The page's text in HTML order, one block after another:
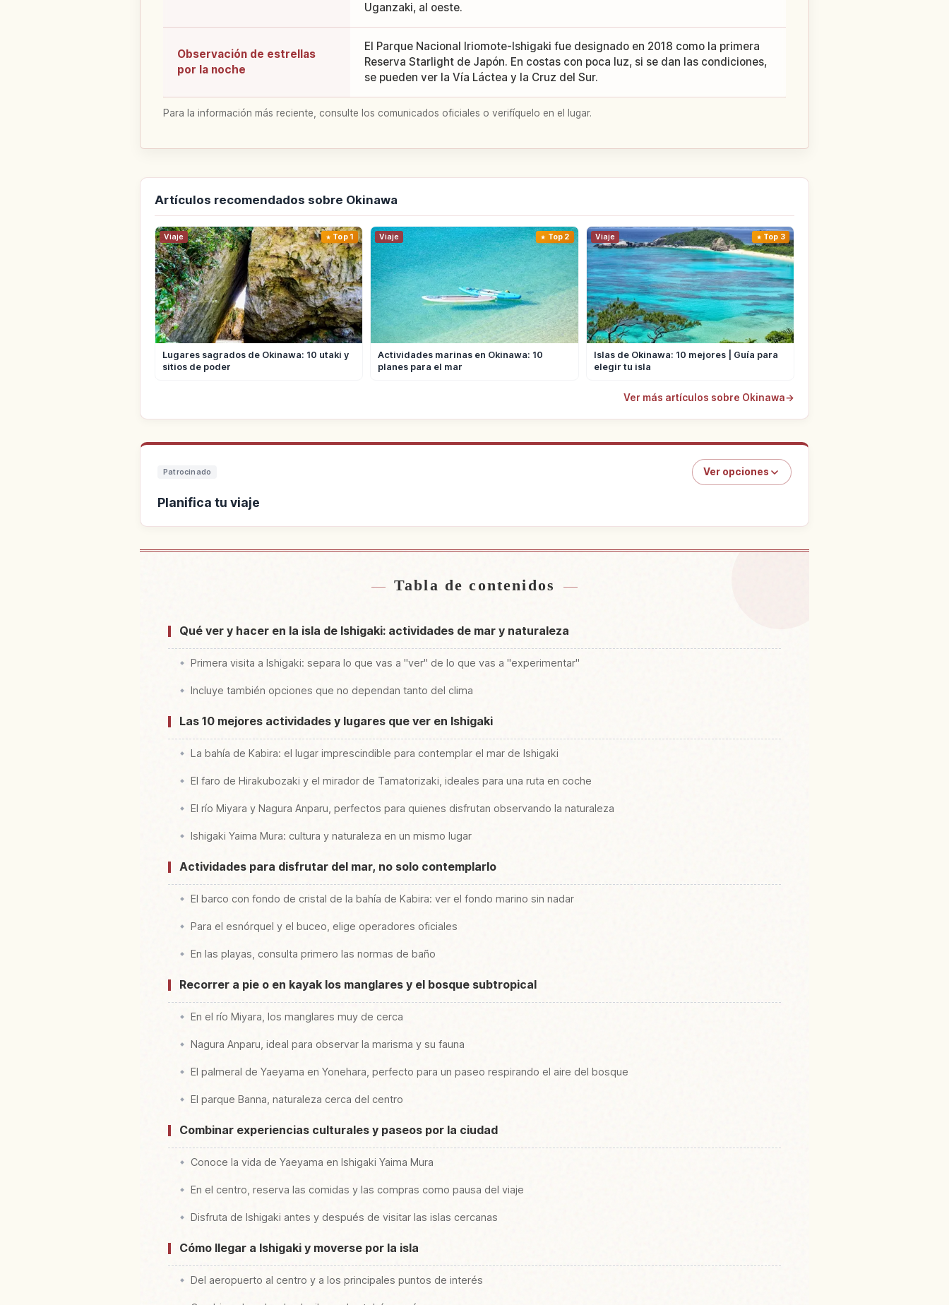
Uganzaki, al oeste.
Observación de estrellas
por la noche
El Parque Nacional Iriomote-Ishigaki fue designado en 2018 como la primera
Reserva Starlight de Japón. En costas con poca luz, si se dan las condiciones,
se pueden ver la Vía Láctea y la Cruz del Sur.
Para la información más reciente, consulte los comunicados oficiales o verifíquelo en el lugar.
Artículos recomendados sobre Okinawa
Viaje Top 1
Lugares sagrados de Okinawa: 10 utaki y
sitios de poder
Viaje Top 2
Actividades marinas en Okinawa: 10
planes para el mar
Viaje Top 3
Islas de Okinawa: 10 mejores | Guía para
elegir tu isla
Ver más artículos sobre Okinawa→
Patrocinado Ver opciones
Planifica tu viaje
Tabla de contenidos
Qué ver y hacer en la isla de Ishigaki: actividades de mar y naturaleza
Primera visita a Ishigaki: separa lo que vas a "ver" de lo que vas a "experimentar"
Incluye también opciones que no dependan tanto del clima
Las 10 mejores actividades y lugares que ver en Ishigaki
La bahía de Kabira: el lugar imprescindible para contemplar el mar de Ishigaki
El faro de Hirakubozaki y el mirador de Tamatorizaki, ideales para una ruta en coche
El río Miyara y Nagura Anparu, perfectos para quienes disfrutan observando la naturaleza
Ishigaki Yaima Mura: cultura y naturaleza en un mismo lugar
Actividades para disfrutar del mar, no solo contemplarlo
El barco con fondo de cristal de la bahía de Kabira: ver el fondo marino sin nadar
Para el esnórquel y el buceo, elige operadores oficiales
En las playas, consulta primero las normas de baño
Recorrer a pie o en kayak los manglares y el bosque subtropical
En el río Miyara, los manglares muy de cerca
Nagura Anparu, ideal para observar la marisma y su fauna
El palmeral de Yaeyama en Yonehara, perfecto para un paseo respirando el aire del bosque
El parque Banna, naturaleza cerca del centro
Combinar experiencias culturales y paseos por la ciudad
Conoce la vida de Yaeyama en Ishigaki Yaima Mura
En el centro, reserva las comidas y las compras como pausa del viaje
Disfruta de Ishigaki antes y después de visitar las islas cercanas
Cómo llegar a Ishigaki y moverse por la isla
Del aeropuerto al centro y a los principales puntos de interés